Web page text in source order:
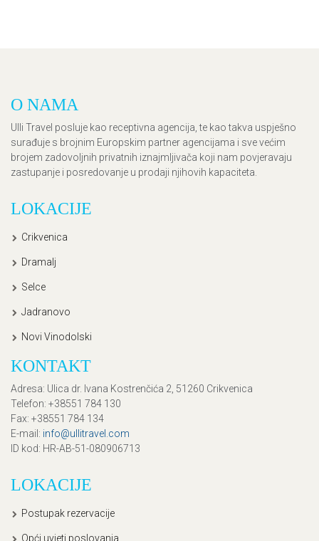
O NAMA
Ulli Travel posluje kao receptivna agencija, te kao takva uspješno
surađuje s brojnim Europskim partner agencijama i sve većim
brojem zadovoljnih privatnih iznajmljivača koji nam povjeravaju
zastupanje i posredovanje u prodaji njihovih kapaciteta.
LOKACIJE
Crikvenica
Dramalj
Selce
Jadranovo
Novi Vinodolski
KONTAKT
Adresa: Ulica dr. Ivana Kostrenčića 2, 51260 Crikvenica
Telefon: +38551 784 130
Fax: +38551 784 134
E-mail: info@ullitravel.com
ID kod: HR-AB-51-080906713
LOKACIJE
Postupak rezervacije
Opći uvjeti poslovanja